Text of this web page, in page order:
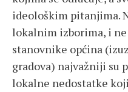
ideološkim pitanjima.
lokalnim izborima, i
stanovnike općina
gradova) najvažniji su
lokalne nedostatke